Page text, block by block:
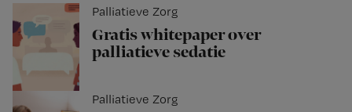
Palliatieve Zorg
Gratis whitepaper over
palliatieve sedatie
Palliatieve Zorg